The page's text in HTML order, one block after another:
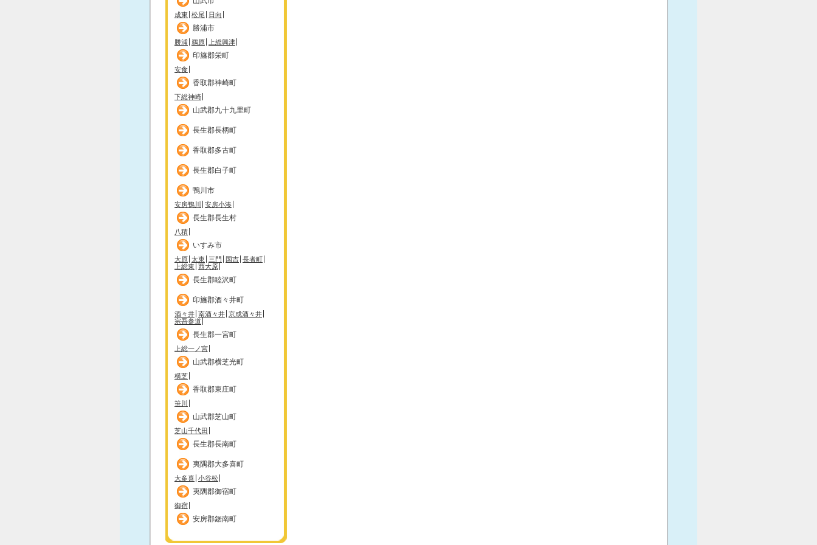
成東 松尾 日向
勝浦市
勝浦 鵜原 上総興津
印旛郡栄町
安食
香取郡神崎町
下総神崎
山武郡九十九里町
長生郡長柄町
香取郡多古町
長生郡白子町
鴨川市
安房鴨川 安房小湊
長生郡長生村
八積
いすみ市
大原 太東 三門 国吉 長者町
上総東 西大原
長生郡睦沢町
印旛郡酒々井町
酒々井 南酒々井 京成酒々井
宗吾参道
長生郡一宮町
上総一ノ宮
山武郡横芝光町
横芝
香取郡東庄町
笹川
山武郡芝山町
芝山千代田
長生郡長南町
夷隅郡大多喜町
大多喜 小谷松
夷隅郡御宿町
御宿
安房郡鋸南町